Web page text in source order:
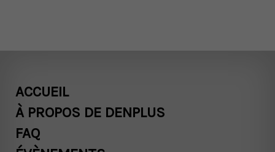
ACCUEIL
ÀPROPOSDEDENPLUS
FAQ